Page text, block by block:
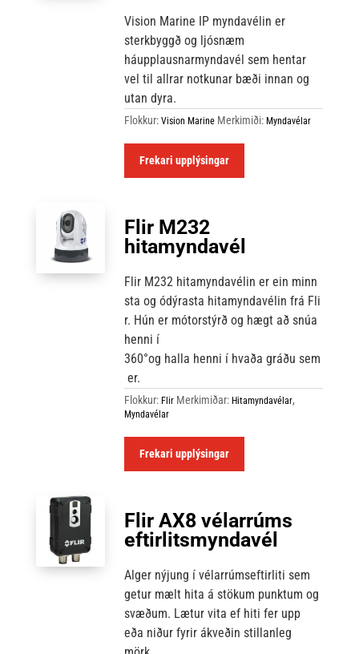
Vision Marine IP myndavélin er
sterkbyggð og ljósnæm
háupplausnarmyndavél sem hentar
vel til allrar notkunar bæði innan og
utan dyra.
Flokkur:Vision Marine Merkimiði: Myndavélar
Frekari upplýsingar
Flir M232
hitamyndavél
Flir M232 hitamyndavélin er ein minn
sta og ódýrasta hitamyndavélin frá Fli
r. Hún er mótorstýrð og hægt að snúa
henni í
360°og halla henni í hvaða gráðu sem
er.
Flokkur: Flir Merkimiðar: Hitamyndavélar,
Myndavélar
Frekari upplýsingar
Flir AX8 vélarrúms
eftirlitsmyndavél
Alger nýjung í vélarrúmseftirliti sem
getur mælt hita á stökum punktum og
svæðum. Lætur vita ef hiti fer upp
eða niður fyrir ákveðin stillanleg